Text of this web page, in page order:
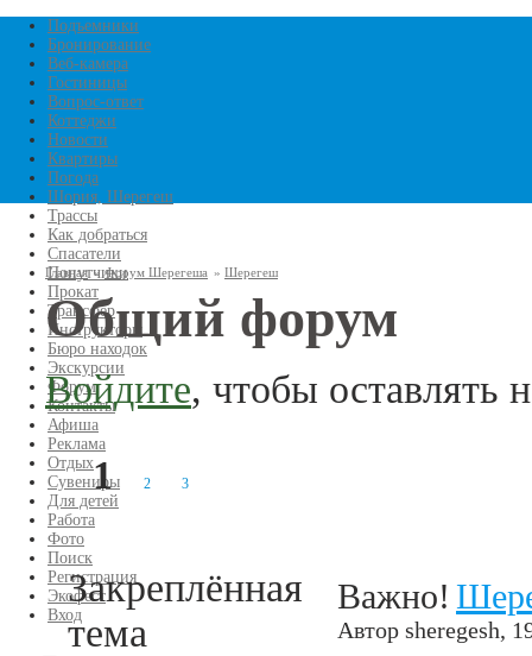
Перейти к основному
содержанию
Подъемники
Бронирование
Веб-камера
Гостиницы
Вопрос-ответ
Коттеджи
Новости
Квартиры
Погода
Шория, Шерегеш
Трассы
Как добраться
Спасатели
Попутчики
Прокат
Трансфер
Инструкторы
Бюро находок
Экскурсии
Форум
Контакты
Афиша
Реклама
Отдых
Сувениры
Для детей
Работа
Фото
Поиск
Регистрация
Экофест
Вход
Вы здесь
Главная » Форум Шерегеша » Шерегеш
Общий форум
Войдите, чтобы оставлять
Страницы
1 2 3
Закреплённая
тема
Важно!
Автор sheregesh,